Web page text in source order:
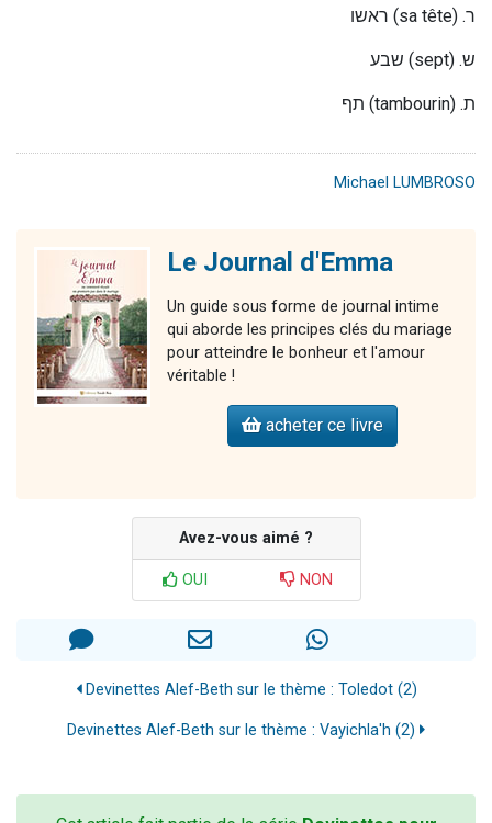
ראשו (sa tête) .ר
שבע (sept) .ש
תף (tambourin) .ת
Michael LUMBROSO
Le Journal d'Emma
Un guide sous forme de journal intime
qui aborde les principes clés du mariage
pour atteindre le bonheur et l'amour
véritable !
acheter ce livre
Avez-vous aimé ?
OUI NON
Devinettes Alef-Beth sur le thème : Toledot (2)
Devinettes Alef-Beth sur le thème : Vayichla'h (2)